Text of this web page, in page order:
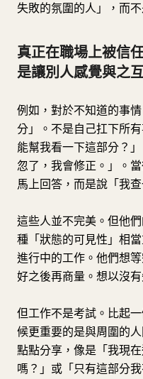
失敗的氛圍的人」，而
真正在職場上被信
是讓別人感覺與之
例如，對於不知道的事
分」。不是自己扛下所
能幫我看一下這部分？
忽了，我會修正。」。
馬上回答，而是說「我
這些人並不完美。但他
種「狀態的可見性」相
進行中的工作。他們想
好之後再商量。想以沒
但工作不是考試。比起
候更重要的是與周圍的
點點分享，像是「我現
嗎？」或「只有這部分